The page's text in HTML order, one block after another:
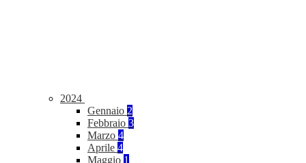
2024
Gennaio 2
Febbraio 3
Marzo 4
Aprile 4
Maggio 1